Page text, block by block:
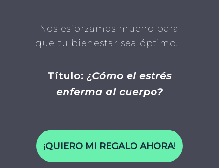
Nos esforzamos mucho para
que tu bienestar sea óptimo.
Título: ¿Cómo el estrés
enferma al cuerpo?
¡QUIERO MI REGALO AHORA!